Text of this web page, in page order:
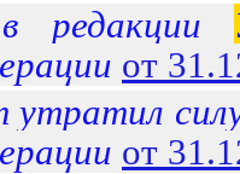
редакции
от
утратил
от